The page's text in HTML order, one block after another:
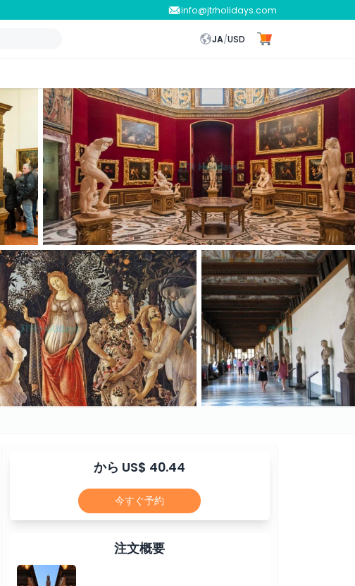
info@jtrholidays.com
JA/USD
から US$ 40.44
今すぐ予約
注文概要